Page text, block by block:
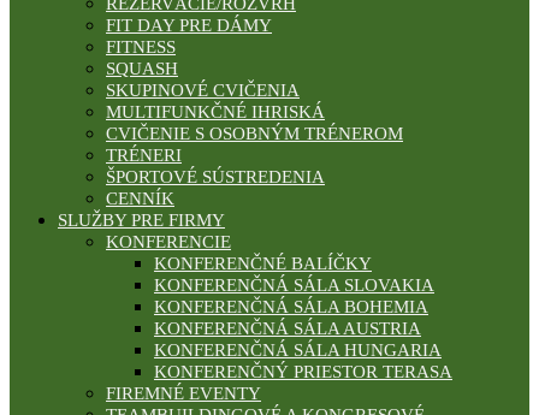
REZERVÁCIE/ROZVRH
FIT DAY PRE DÁMY
FITNESS
SQUASH
SKUPINOVÉ CVIČENIA
MULTIFUNKČNÉ IHRISKÁ
CVIČENIE S OSOBNÝM TRÉNEROM
TRÉNERI
ŠPORTOVÉ SÚSTREDENIA
CENNÍK
SLUŽBY PRE FIRMY
KONFERENCIE
KONFERENČNÉ BALÍČKY
KONFERENČNÁ SÁLA SLOVAKIA
KONFERENČNÁ SÁLA BOHEMIA
KONFERENČNÁ SÁLA AUSTRIA
KONFERENČNÁ SÁLA HUNGARIA
KONFERENČNÝ PRIESTOR TERASA
FIREMNÉ EVENTY